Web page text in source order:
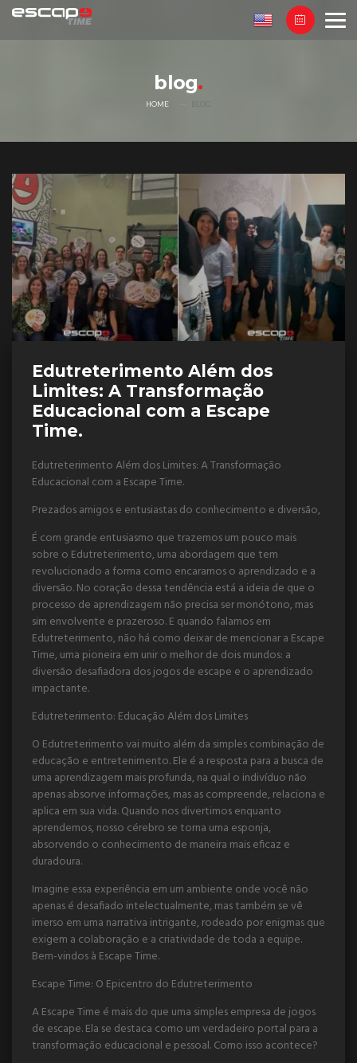
blog
HOME
Edutreterimento Além dos
Limites: A Transformação
Educacional com a Escape
Time.
Edutreterimento Além dos Limites: A Transformação
Educacional com a Escape Time.
Prezados amigos e entusiastas do conhecimento e diversão,
É com grande entusiasmo que trazemos um pouco mais
sobre o Edutreterimento, uma abordagem que tem
revolucionado a forma como encaramos o aprendizado e a
diversão. No coração dessa tendência está a ideia de que o
processo de aprendizagem não precisa ser monótono, mas
sim envolvente e prazeroso. E quando falamos em
Edutreterimento, não há como deixar de mencionar a Escape
Time, uma pioneira em unir o melhor de dois mundos: a
diversão desafiadora dos jogos de escape e o aprendizado
impactante.
Edutreterimento: Educação Além dos Limites
O Edutreterimento vai muito além da simples combinação de
educação e entretenimento. Ele é a resposta para a busca de
uma aprendizagem mais profunda, na qual o indivíduo não
apenas absorve informações, mas as compreende, relaciona e
aplica em sua vida. Quando nos divertimos enquanto
aprendemos, nosso cérebro se torna uma esponja,
absorvendo o conhecimento de maneira mais eficaz e
duradoura.
Imagine essa experiência em um ambiente onde você não
apenas é desafiado intelectualmente, mas também se vê
imerso em uma narrativa intrigante, rodeado por enigmas que
exigem a colaboração e a criatividade de toda a equipe.
Bem-vindos à Escape Time.
Escape Time: O Epicentro do Edutreterimento
A Escape Time é mais do que uma simples empresa de jogos
de escape. Ela se destaca como um verdadeiro portal para a
transformação educacional e pessoal. Como isso acontece?